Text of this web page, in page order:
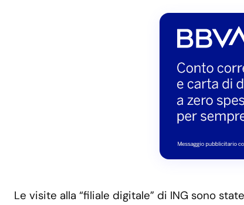
Le visite alla “filiale digitale” di ING sono